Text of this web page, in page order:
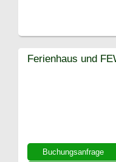
Buchungsanfrage
Ferienhaus und